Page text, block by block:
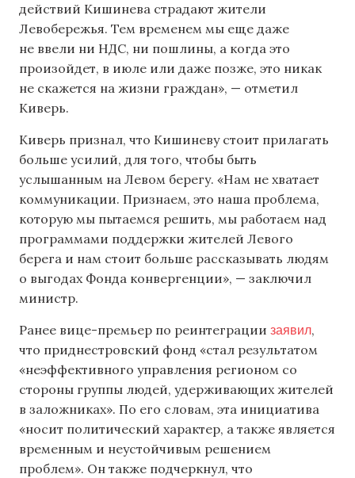
действий Кишинева страдают жители
Левобережья. Тем временем мы еще даже
не ввели ни НДС, ни пошлины, а когда это
произойдет, в июле или даже позже, это никак
не скажется на жизни граждан», — отметил
Киверь.
Киверь признал, что Кишиневу стоит прилагать
больше усилий, для того, чтобы быть
услышанным на Левом берегу. «Нам не хватает
коммуникации. Признаем, это наша проблема,
которую мы пытаемся решить, мы работаем над
программами поддержки жителей Левого
берега и нам стоит больше рассказывать людям
о выгодах Фонда конвергенции», — заключил
министр.
Ранее вице-премьер по реинтеграции заявил,
что приднестровский фонд «стал результатом
«неэффективного управления регионом со
стороны группы людей, удерживающих жителей
в заложниках». По его словам, эта инициатива
«носит политический характер, а также является
временным и неустойчивым решением
проблем». Он также подчеркнул, что